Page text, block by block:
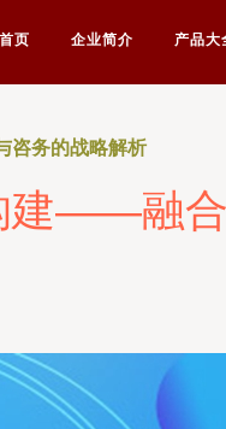
首页 企业简介 产品大
咨务的战略解析
建——融